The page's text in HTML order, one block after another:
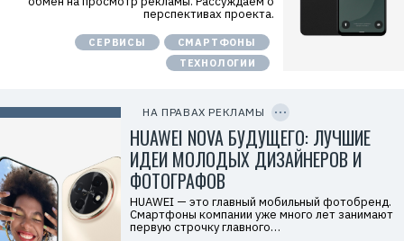
перспективах проекта.
СЕРВИСЫ
СМАРТФОНЫ
ТЕХНОЛОГИИ
НА ПРАВАХ РЕКЛАМЫ
О
О
О
«
х
к
I
HUAWEI NOVA БУДУЩЕГО: ЛУЧШИЕ
ИДЕИ МОЛОДЫХ ДИЗАЙНЕРОВ И
ФОТОГРАФОВ
HUAWEI — это главный мобильный фотобренд.
Смартфоны компании уже много лет занимают
первую строчку главного…